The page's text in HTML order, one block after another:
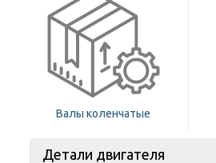
Валы коленчатые
Детали двигателя